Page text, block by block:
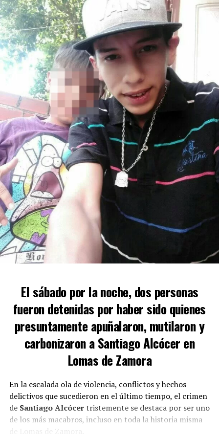
Lee también:LE CORTARON LA CARA A
UN CHOFER DE LANÚS: HAY PARO
Los delincuentes se dieron a la fuga. Alvez fue
trasladado de urgencia al Hospital del Bicentenario de
Esteban Echeverría por su compañera en el mismo
móvil con el cual se encontraban patrullando. Ya en el
hospital, horas después, Alvez falleció durante la
operación.
La búsqueda de los asesinos
La causa del policía asesinado es llevada a cabo por la
a cargo del fiscal Jorge Grieco. También interviene le
Gabinete de Homicidios de Lomas. La búsqueda de los
prófugos es activa.
El sábado por la noche, dos personas
fueron detenidas por haber sido quienes
presuntamente apuñalaron, mutilaron y
carbonizaron a Santiago Alcócer en
Lomas de Zamora
En la escalada ola de violencia, conflictos y hechos
delictivos que sucedieron en el último tiempo, el crimen
de Santiago Alcócertristemente se destaca por ser uno
de los más macabros, incluso en toda la historia misma